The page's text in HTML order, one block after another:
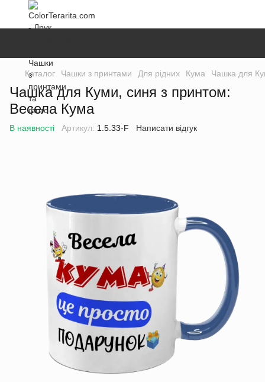
Каталог Чашки з принтами Для рідних Кума Чашка для
Чашка для Куми, синя з принтом:
Весела Кума
В наявності Артикул: 1.5.33-F Написати відгук